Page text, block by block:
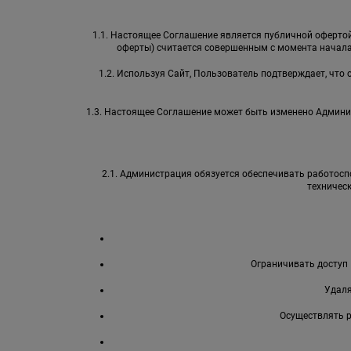
1.1. Настоящее Соглашение является публичной
оферты) считается совершенным с момента
1.2. Используя Сайт, Пользователь подтверждает,
1.3. Настоящее Соглашение может быть изменено
2.1. Администрация обязуется обеспечивать
Ограничивать
Осуществлять